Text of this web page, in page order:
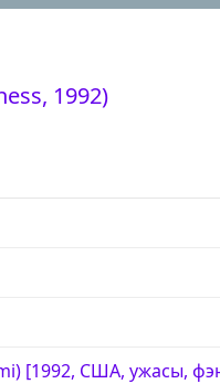
1992)
США, ужасы,